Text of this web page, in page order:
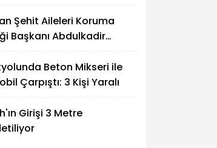
Şehit Aileleri Koruma
Başkanı Abdulkadir
Beton Mikseri ile
Çarpıştı: 3 Kişi Yaralı
Girişi 3 Metre